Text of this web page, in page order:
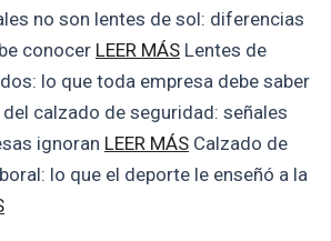
no son lentes de sol: diferencias
conocer LEER MÁS Lentes de
lo que toda empresa debe saber
calzado de seguridad: señales
ignoran LEER MÁS Calzado de
lo que el deporte le enseñó a la